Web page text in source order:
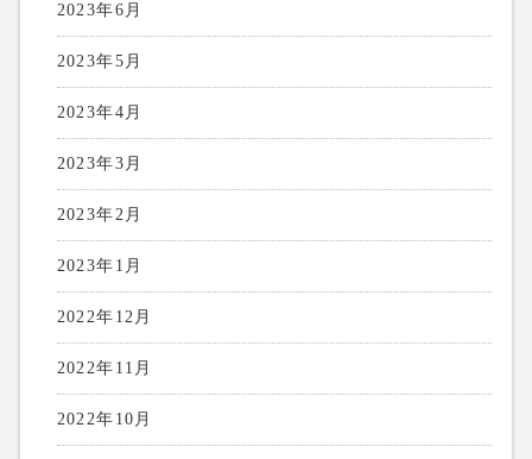
2023年6月
2023年5月
2023年4月
2023年3月
2023年2月
2023年1月
2022年12月
2022年11月
2022年10月